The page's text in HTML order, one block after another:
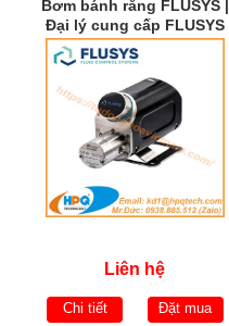
Bơm bánh răng FLUSYS |
Đại lý cung cấp FLUSYS
chính hãng | FLUSYS Việt
Nam
Liên hệ
Chi tiết Đặt mua